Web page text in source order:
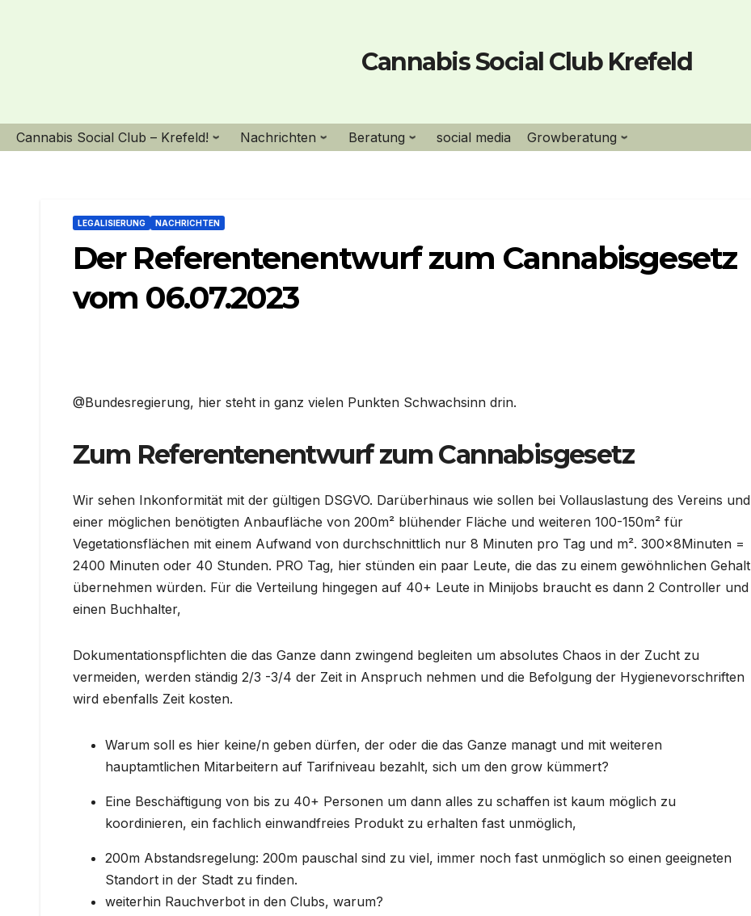
Cannabis Social Club Krefeld
Cannabis Social Club – Krefeld! Nachrichten Beratung social media Growberatung
LEGALISIERUNG NACHRICHTEN
Der Referentenentwurf zum Cannabisgesetz
vom 06.07.2023
@Bundesregierung, hier steht in ganz vielen Punkten Schwachsinn drin.
Zum Referentenentwurf zum Cannabisgesetz
Wir sehen Inkonformität mit der gültigen DSGVO. Darüberhinaus wie sollen bei Vollauslastung des Vereins und
einer möglichen benötigten Anbaufläche von 200m² blühender Fläche und weiteren 100-150m² für
Vegetationsflächen mit einem Aufwand von durchschnittlich nur 8 Minuten pro Tag und m². 300x8Minuten =
2400 Minuten oder 40 Stunden. PRO Tag, hier stünden ein paar Leute, die das zu einem gewöhnlichen Gehalt
übernehmen würden. Für die Verteilung hingegen auf 40+ Leute in Minijobs braucht es dann 2 Controller und
einen Buchhalter,
Dokumentationspflichten die das Ganze dann zwingend begleiten um absolutes Chaos in der Zucht zu
vermeiden, werden ständig 2/3 -3/4 der Zeit in Anspruch nehmen und die Befolgung der Hygienevorschriften
wird ebenfalls Zeit kosten.
Warum soll es hier keine/n geben dürfen, der oder die das Ganze managt und mit weiteren
hauptamtlichen Mitarbeitern auf Tarifniveau bezahlt, sich um den grow kümmert?
Eine Beschäftigung von bis zu 40+ Personen um dann alles zu schaffen ist kaum möglich zu
koordinieren, ein fachlich einwandfreies Produkt zu erhalten fast unmöglich,
200m Abstandsregelung: 200m pauschal sind zu viel, immer noch fast unmöglich so einen geeigneten
Standort in der Stadt zu finden.
weiterhin Rauchverbot in den Clubs, warum?